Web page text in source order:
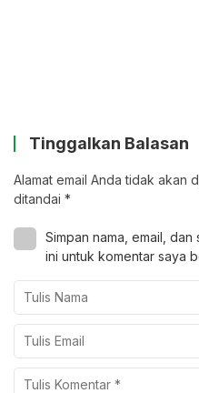
Tinggalkan Balasan
Alamat email Anda tidak akan
ditandai *
Simpan nama, email,
ini untuk komentar saya